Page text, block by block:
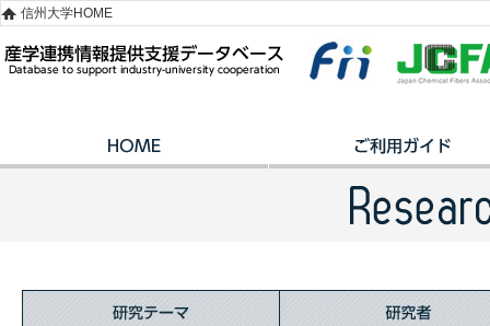
信州大学HOME